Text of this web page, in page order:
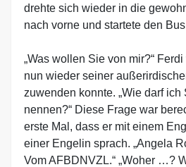
drehte sich wieder in die
nach vorne und startete den
„Was wollen Sie von mir?“
nun wieder seiner
zuwenden konnte. „Wie darf ich
nennen?“ Diese Frage war
erste Mal, dass er mit einem
einer Engelin sprach. „Angela
Vom AFBDNVZL.“ „Woher …?